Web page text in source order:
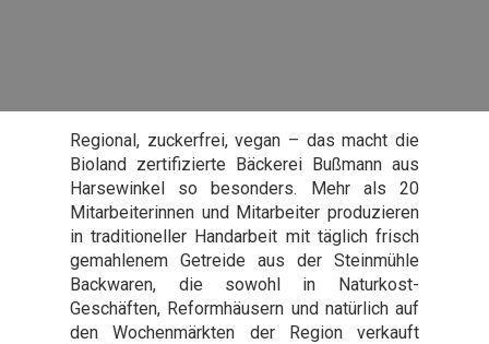
Regional, zuckerfrei, vegan – das macht die
Bioland zertifizierte Bäckerei Bußmann aus
Harsewinkel so besonders. Mehr als 20
Mitarbeiterinnen und Mitarbeiter produzieren
in traditioneller Handarbeit mit täglich frisch
gemahlenem Getreide aus der Steinmühle
Backwaren, die sowohl in Naturkost-
Geschäften, Reformhäusern und natürlich auf
den Wochenmärkten der Region verkauft